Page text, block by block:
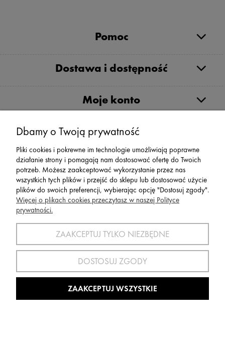
Pomoc
Dostawa i dostępność
Moje konto
Serwis
Zwroty,Reklamacje Wymiany
SPORT 2002 ||
dolnośląskie, NIP: 611-24-66-379 || E-
sport2002@onet.eutel:(75) 777 76 36
Wszelkie Prawa Zastrzeżone © 2022 Sport2002.pl
Wdrożenie:Agencja InteraktywnaDesignOrka|Sklep Shoper.pl
Dbamy o Twoją prywatność
Pliki cookies i pokrewne im technologie umożliwiają poprawne
działanie strony i pomagają nam dostosować ofertę do Twoich
potrzeb. Możesz zaakceptować wykorzystanie przez nas
wszystkich tych plików i przejść do sklepu lub dostosować użycie
plików do swoich preferencji, wybierając opcję "Dostosuj zgody".
Więcej o plikach cookies przeczytasz w naszej Polityce
prywatności.
ZAAKCEPTUJ TYLKO NIEZBĘDNE
DOSTOSUJ ZGODY
ZAAKCEPTUJ WSZYSTKIE